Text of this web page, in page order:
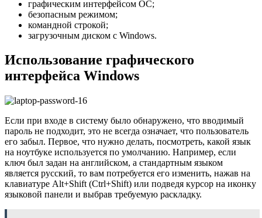
графическим интерфейсом ОС;
безопасным режимом;
командной строкой;
загрузочным диском с Windows.
Использование графического
интерфейса Windows
Если при входе в систему было обнаружено, что вводимый
пароль не подходит, это не всегда означает, что пользователь
его забыл. Первое, что нужно делать, посмотреть, какой язык
на ноутбуке используется по умолчанию. Например, если
ключ был задан на английском, а стандартным языком
является русский, то вам потребуется его изменить, нажав на
клавиатуре Alt+Shift (Ctrl+Shift) или подведя курсор на иконку
языковой панели и выбрав требуемую раскладку.